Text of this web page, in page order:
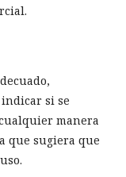
si se
manera
que sugiera que